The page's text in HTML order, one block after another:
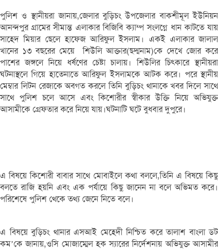
পুলিশ ও স্থানীয়রা জানায়,জেলার বুড়িচং উপজেলার বাকশীমূল ইউনিয়ন
আনন্দপুর গ্রামের সীমান্ত এলাকার বিজিবি ক্যাম্প সংলগ্নে ধান কাটতে যায়
সাহেদ মিয়ার ছেলে হাফেজ আরিফুল ইসলাম। একই এলাকার জালাল
খানের ১৩ বছরের মেয়ে শিউলি আক্তার(ছদ্মনাম)কে দেখে জোর করে
পাশের জঙ্গলে নিয়ে ধর্ষণের চেষ্টা চালায়। শিউলির চিৎকারে স্থানীয়রা
ঘটনাস্থলে গিয়ে হাতেনাতে আরিফুল ইসলামকে আটক করে। পরে স্থানীয়
মেম্বার লিটন রেজাকে অবগত করলে তিনি বুড়িচং থানাকে খবর দিলে সাথে
সাথে পুলিশ চলে আসে এবং কিশোরীর স্বীকার উক্তি নিয়ে অভিযুক্ত
আসামীকে গ্রেফতার করে নিয়ে যায়।ঘটনাটি ঘটে বুধবার দুপুরে।
এ বিষয়ে কিশোরী বাবার সাথে মোবাইলে কথা বললে,তিনি এ বিষয়ে কিছু
বলতে রাজি হয়নি এবং এক পর্যায়ে কিছু জানেন না বলে অভিমত করে।
পরিশেষে পুলিশ থেকে তথ্য জেনে নিতে বলে।
এ বিষয়ে বুড়িচং থানার এসআই মেহেদী নিশ্চিত করে তালাশ বাংলা ডট
কম’কে জানায়,ওসি মোজাম্মেল হক স্যারের নির্দেশনায় অভিযুক্ত আসামীর